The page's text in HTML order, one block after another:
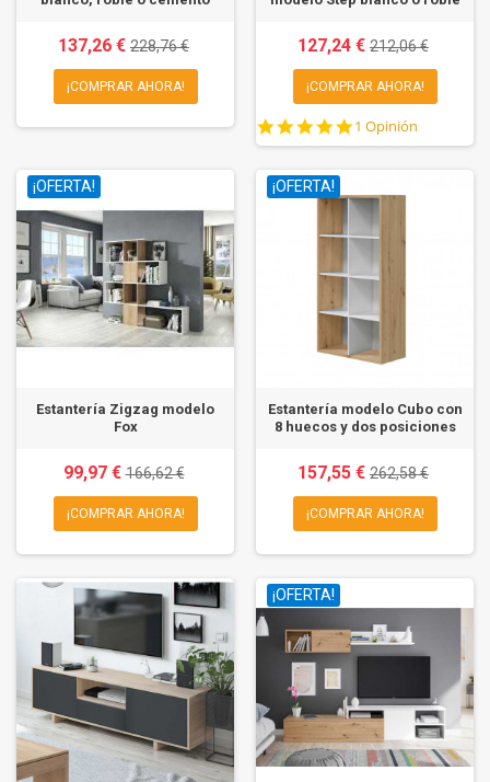
137,26 € 228,76 €
¡COMPRAR AHORA!
127,24 € 212,06 €
¡COMPRAR AHORA!
5.0
star
1 Opinión
¡OFERTA!
Estantería Zigzag modelo
Fox
99,97 €166,62 €
¡COMPRAR AHORA!
¡OFERTA!
Estantería modelo Cubo con
8 huecos y dos posiciones
157,55 € 262,58 €
¡COMPRAR AHORA!
¡OFERTA!